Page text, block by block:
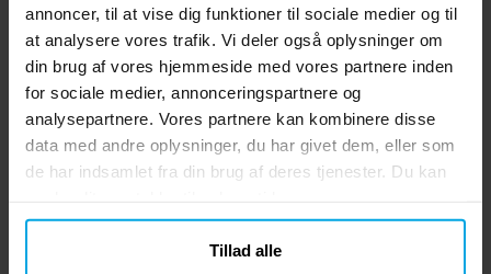
annoncer, til at vise dig funktioner til sociale medier og til
at analysere vores trafik. Vi deler også oplysninger om
din brug af vores hjemmeside med vores partnere inden
for sociale medier, annonceringspartnere og
analysepartnere. Vores partnere kan kombinere disse
data med andre oplysninger, du har givet dem, eller som
de har indsamlet fra din brug af deres tjenester. Du kan
Tillad alle
Paptallerkner 18 cm -
Sort 10 stk
Pris: 25 kr.
25 kr.
KØB
Paptallerkner 22,5 cm -
Sort 10 stk
Pris:25 kr.
25 kr.
KØB